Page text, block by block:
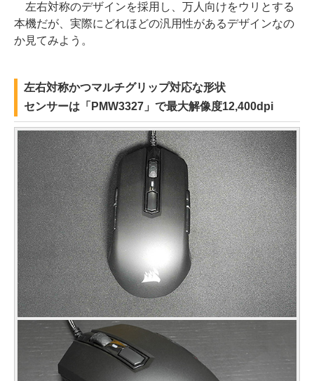
左右対称のデザインを採用し、万人向けをウリとする
本機だが、実際にどれほどの汎用性があるデザインなの
か見てみよう。
左右対称かつマルチグリップ対応な形状
センサーは「PMW3327」で最大解像度12,400dpi